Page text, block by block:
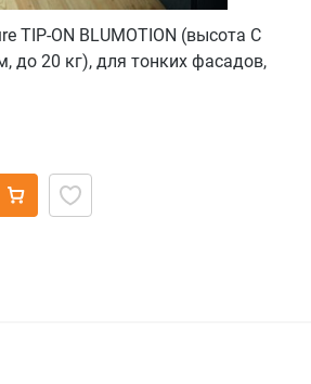
TIP-ON BLUMOTION (высота C
до 20 кг), для тонких фасадов,